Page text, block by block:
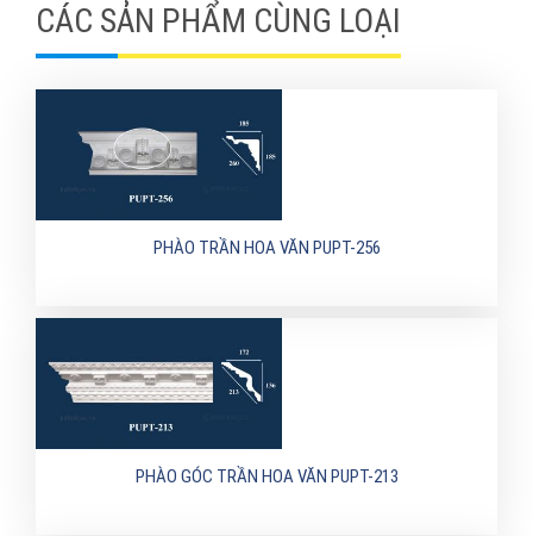
CÁC SẢN PHẨM CÙNG LOẠI
PHÀO TRẦN HOA VĂN PUPT-256
PHÀO GÓC TRẦN HOA VĂN PUPT-213